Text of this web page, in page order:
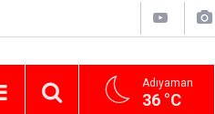
Adıyaman
36 °C